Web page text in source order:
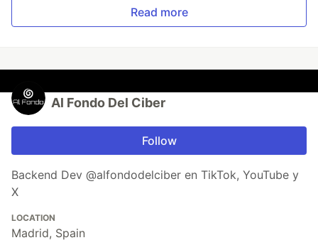
Read more
Al Fondo Del Ciber
Follow
Backend Dev @alfondodelciber en TikTok, YouTube y
X
LOCATION
Madrid, Spain